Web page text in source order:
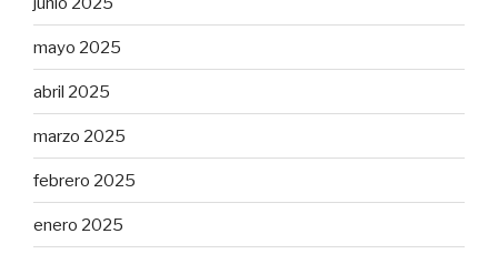
mayo 2025
abril 2025
marzo 2025
febrero 2025
enero 2025